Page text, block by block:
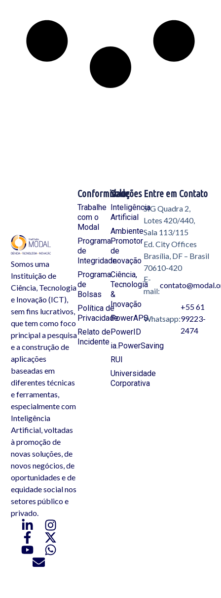
Somos uma
Instituição de
Ciência, Tecnologia
e Inovação (ICT),
sem fins lucrativos,
que tem como foco
principal a pesquisa
e a construção de
aplicações
baseadas em
diferentes técnicas
e ferramentas,
especialmente com
Inteligência
Artificial, voltadas
à promoção de
novas soluções, de
novos negócios, de
oportunidades e de
equidade social nos
setores público e
privado.
Soluções
Inteligência
Artificial
Ambiente
Promotor
de
Inovação
Ciência,
Tecnologia
&
Inovação
PowerAPS
PowerID
ia.PowerSaving
RUI
Universidade
Corporativa
Conformidade
Trabalhe
com o
Modal
Programa
de
Integridade
Programa
de
Bolsas
Política de
Privacidade
Relato de
Incidente
Entre em Contato
SIG Quadra 2,
Lotes 420/440,
Sala 113/115
Ed. City Offices
Brasília, DF – Brasil
70610-420
E-
mail:
Whatsapp:
+55 61
99223-
2474